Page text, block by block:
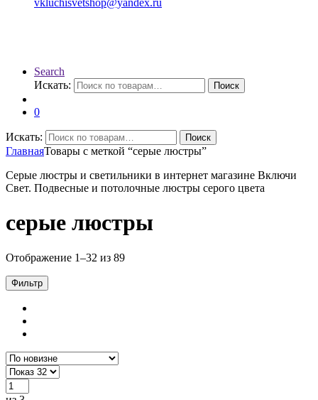
vkluchisvetshop@yandex.ru
Search
Искать:
Поиск
0
Искать: Поиск
ГлавнаяТовары с меткой “серые люстры”
Серые люстры и светильники в интернет магазине Включи
Свет. Подвесные и потолочные люстры серого цвета
серые люстры
Отображение 1–32 из 89
Фильтр